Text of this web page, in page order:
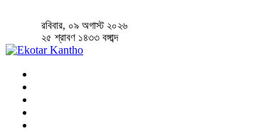
রবিবার, ০৯ অগাস্ট ২০২৬
২৫ শ্রাবণ ১৪৩৩ বঙ্গাব্দ